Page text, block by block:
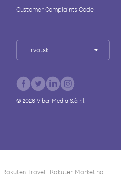
Customer Complaints Code
Hrvatski
© 2026Viber Media S.à r.l.
Rakuten Travel Rakuten Marketing